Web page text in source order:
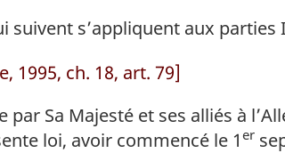
suivent s’appliquent aux parties
1995, ch. 18, art. 79]
par Sa Majesté et ses alliés à
loi, avoir commencé le 1er